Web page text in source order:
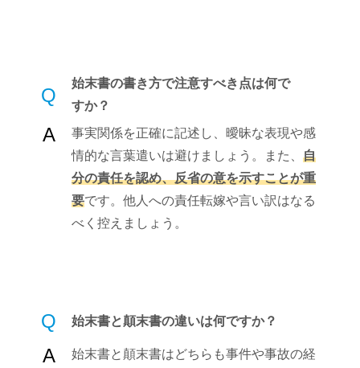
Q
始末書の書き方で注意すべき点は何で
すか？
A
事実関係を正確に記述し、曖昧な表現や感
情的な言葉遣いは避けましょう。また、 自
分の責任を認め、反省の意を示すことが重
要です。他人への責任転嫁や言い訳はなる
べく控えましょう。
Q 始末書と顛末書の違いは何ですか？
A
始末書と顛末書はどちらも事件や事故の経